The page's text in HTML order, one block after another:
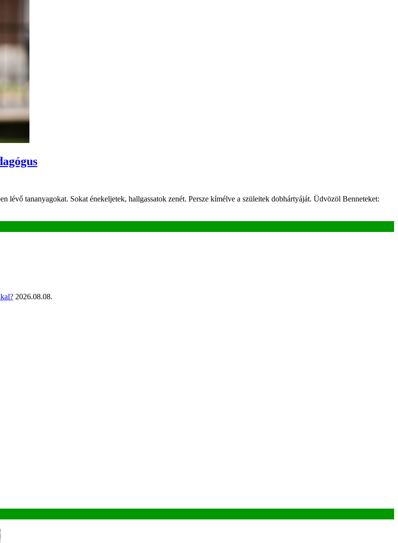
lévő tananyagokat. Sokat énekeljetek, hallgassatok zenét. Persze kímélve a szüleitek dobhártyáját. Üdvözöl Benneteket:
2026.08.08.